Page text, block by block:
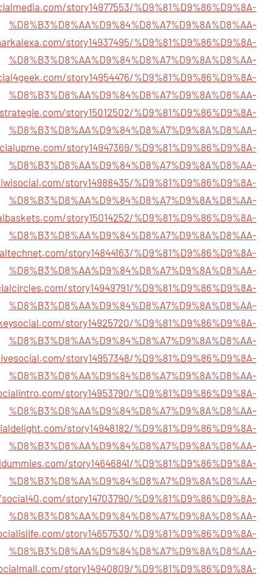
story14977553/%D9%81%D9%86%D9%8A-
%D8%B3%D8%AA%D9%84%D8%A7%D9%8A%D8%AA-
story14937495/%D9%81%D9%86%D9%8A-
%D8%B3%D8%AA%D9%84%D8%A7%D9%8A%D8%AA-
story14954476/%D9%81%D9%86%D9%8A-
%D8%B3%D8%AA%D9%84%D8%A7%D9%8A%D8%AA-
story15012502/%D9%81%D9%86%D9%8A-
%D8%B3%D8%AA%D9%84%D8%A7%D9%8A%D8%AA-
story14947369/%D9%81%D9%86%D9%8A-
%D8%B3%D8%AA%D9%84%D8%A7%D9%8A%D8%AA-
story14988435/%D9%81%D9%86%D9%8A-
%D8%B3%D8%AA%D9%84%D8%A7%D9%8A%D8%AA-
story15014252/%D9%81%D9%86%D9%8A-
%D8%B3%D8%AA%D9%84%D8%A7%D9%8A%D8%AA-
story14844163/%D9%81%D9%86%D9%8A-
%D8%B3%D8%AA%D9%84%D8%A7%D9%8A%D8%AA-
story14949791/%D9%81%D9%86%D9%8A-
%D8%B3%D8%AA%D9%84%D8%A7%D9%8A%D8%AA-
story14925720/%D9%81%D9%86%D9%8A-
%D8%B3%D8%AA%D9%84%D8%A7%D9%8A%D8%AA-
story14957348/%D9%81%D9%86%D9%8A-
%D8%B3%D8%AA%D9%84%D8%A7%D9%8A%D8%AA-
story14953790/%D9%81%D9%86%D9%8A-
%D8%B3%D8%AA%D9%84%D8%A7%D9%8A%D8%AA-
story14948182/%D9%81%D9%86%D9%8A-
%D8%B3%D8%AA%D9%84%D8%A7%D9%8A%D8%AA-
story14646841/%D9%81%D9%86%D9%8A-
%D8%B3%D8%AA%D9%84%D8%A7%D9%8A%D8%AA-
story14703790/%D9%81%D9%86%D9%8A-
%D8%B3%D8%AA%D9%84%D8%A7%D9%8A%D8%AA-
story14657530/%D9%81%D9%86%D9%8A-
%D8%B3%D8%AA%D9%84%D8%A7%D9%8A%D8%AA-
story14940809/%D9%81%D9%86%D9%8A-